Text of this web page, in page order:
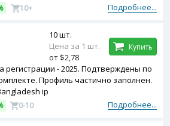
Подробнее...
10+
регистрации - 2025. Подтверждены по
Профиль частично заполнен.
ip
Подробнее...
0-10
10 шт.
Цена за 1 шт.
от $2,78
Купить